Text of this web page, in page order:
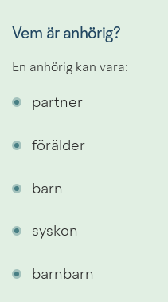
Vem är anhörig?
En anhörig kan vara:
partner
förälder
barn
syskon
barnbarn